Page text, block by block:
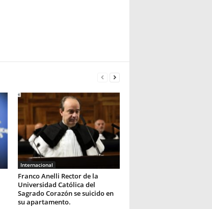
Internacional
Franco Anelli Rector de la
Universidad Católica del
Sagrado Corazón se suicido en
su apartamento.